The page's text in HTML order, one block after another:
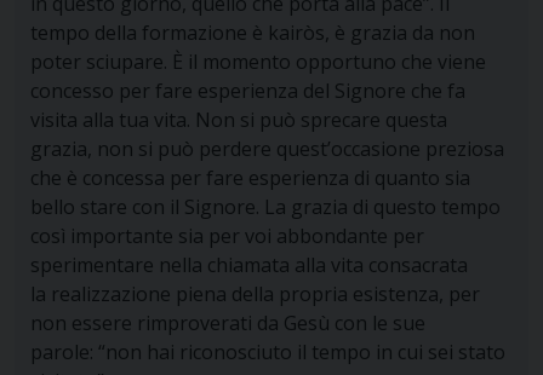
tempo della formazione è kairòs, è grazia da non
poter sciupare. È il momento opportuno che viene
concesso per fare esperienza del Signore che fa
visita alla tua vita. Non si può sprecare questa
grazia, non si può perdere quest’occasione preziosa
che è concessa per fare esperienza di quanto sia
bello stare con il Signore. La grazia di questo tempo
così importante sia per voi abbondante per
sperimentare nella chiamata alla vita consacrata
la realizzazione piena della propria esistenza, per
non essere rimproverati da Gesù con le sue
parole: “non hai riconosciuto il tempo in cui sei stato